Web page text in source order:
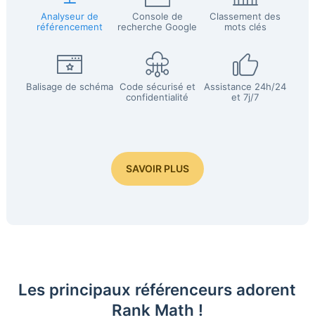
Analyseur de
référencement
Console de
recherche Google
Classement des
mots clés
Balisage de schéma Code sécurisé et
confidentialité
Assistance 24h/24
et 7j/7
SAVOIR PLUS
Les principaux référenceurs adorent
Rank Math !